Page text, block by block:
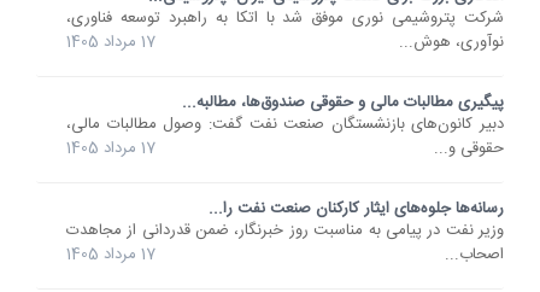
شرکت پتروشیمی نوری موفق شد با اتکا به راهبرد توسعه فناوری،
نوآوری، هوش...
17 مرداد 1405
پیگیری مطالبات مالی و حقوقی صندوق‌ها، مطالبه...
دبیر کانون‌های بازنشستگان صنعت نفت گفت: وصول مطالبات مالی،
حقوقی و...
17 مرداد 1405
رسانه‌ها جلوه‌های ایثار کارکنان صنعت نفت را...
وزیر نفت در پیامی به مناسبت روز خبرنگار، ضمن قدردانی از مجاهدت
اصحاب...
17 مرداد 1405